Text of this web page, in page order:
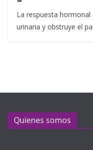
La respuesta
urinaria y obstruye el
Quienes somos